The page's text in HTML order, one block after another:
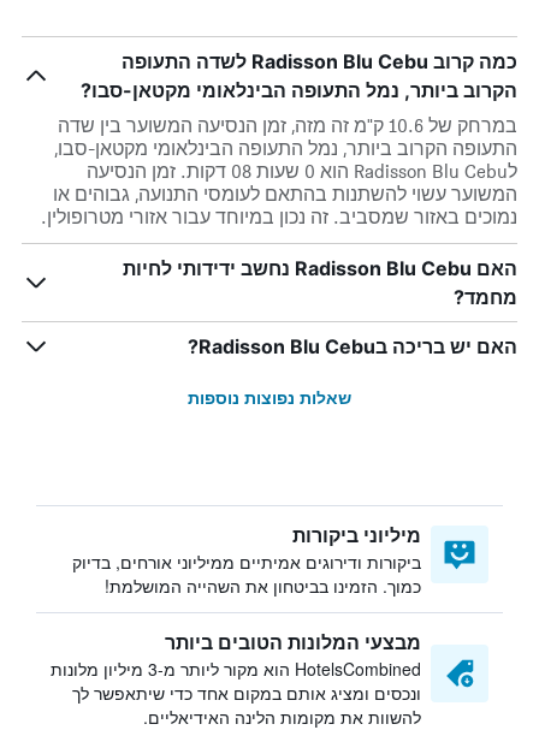
כמה קרוב Radisson Blu Cebu לשדה התעופה
הקרוב ביותר, נמל התעופה הבינלאומי מקטאן-סבו?
במרחק של 10.6 ק"מ זה מזה, זמן הנסיעה המשוער בין שדה
התעופה הקרוב ביותר, נמל התעופה הבינלאומי מקטאן-סבו,
לRadisson Blu Cebu הוא 0 שעות 08 דקות. זמן הנסיעה
המשוער עשוי להשתנות בהתאם לעומסי התנועה, גבוהים או
נמוכים באזור שמסביב. זה נכון במיוחד עבור אזורי מטרופולין.
האם Radisson Blu Cebu נחשב ידידותי לחיות
מחמד?
האם יש בריכה בRadisson Blu Cebu?
שאלות נפוצות נוספות
מיליוני ביקורות
ביקורות ודירוגים אמיתיים ממיליוני אורחים, בדיוק
כמוך. הזמינו בביטחון את השהייה המושלמת!
מבצעי המלונות הטובים ביותר
HotelsCombined הוא מקור ליותר מ-3 מיליון מלונות
ונכסים ומציג אותם במקום אחד כדי שיתאפשר לך
להשוות את מקומות הלינה האידיאליים.